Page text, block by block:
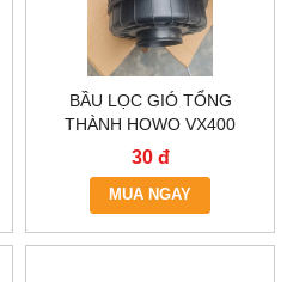
BẦU LỌC GIÓ TỔNG
THÀNH HOWO VX400
CHÍNH HÃNG - CÓ SẴN TẠI
30 đ
MUA NGAY